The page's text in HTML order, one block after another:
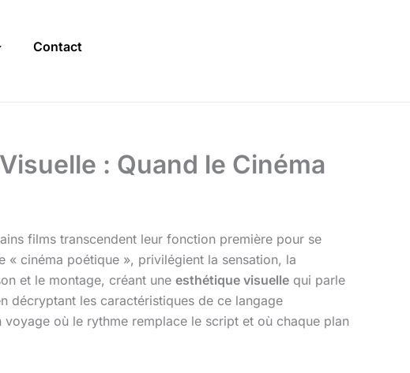
Contact
: Quand le Cinéma
films transcendent leur fonction première pour se
« cinéma poétique », privilégient la sensation, la
et le montage, créant une esthétique visuelle qui parle
décryptant les caractéristiques de ce langage
où le rythme remplace le script et où chaque plan